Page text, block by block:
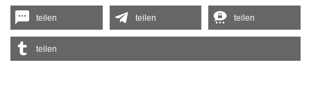
teilen teilen teilen
teilen